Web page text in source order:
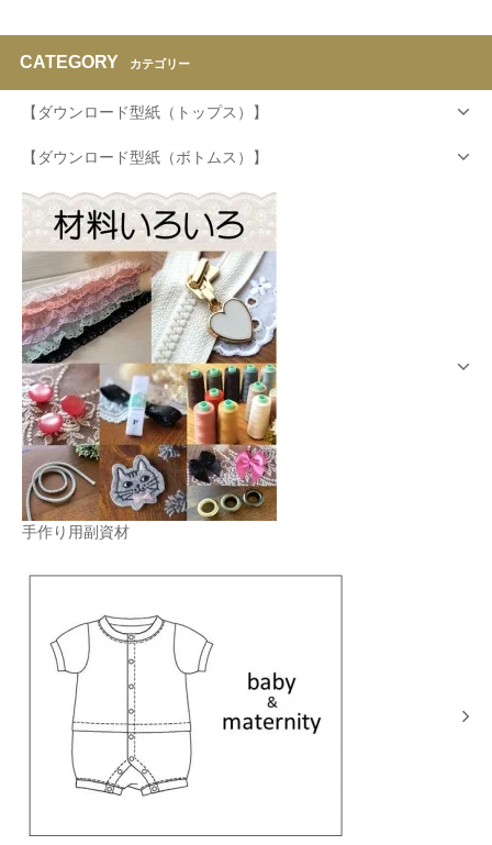
CATEGORY カテゴリー
【ダウンロード型紙（トップス）】
【ダウンロード型紙（ボトムス）】
手作り用副資材